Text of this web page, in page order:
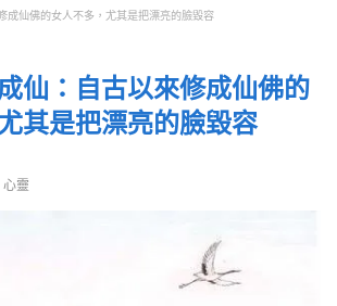
成仙佛的女人不多，尤其是把漂亮的臉毀容
仙：自古以來修成仙佛的
其是把漂亮的臉毀容
心靈